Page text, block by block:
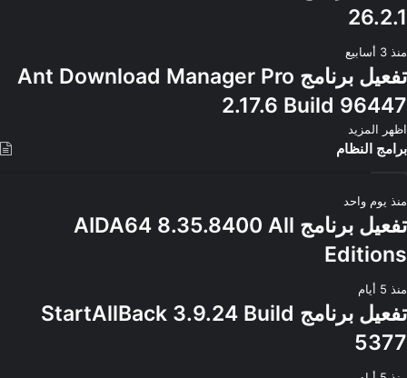
26.2.1
منذ 3 أسابيع
تفعيل برنامج Ant Download Manager Pro
2.17.6 Build 96447
اظهر المزيد
برامج النظام
منذ يوم واحد
تفعيل برنامج AIDA64 8.35.8400 All
Editions
منذ 5 أيام
تفعيل برنامج StartAllBack 3.9.24 Build
5377